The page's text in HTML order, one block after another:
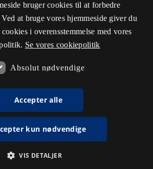
bruger cookies til at forbedre
at bruge vores hjemmeside giver du
i overensstemmelse med vores
Se vores cookiepolitik
Absolut nødvendige
Accepter alle
kun nødvendige
VIS DETALJER